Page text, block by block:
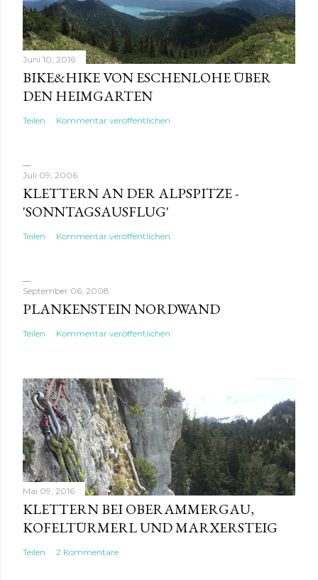
Juni 10, 2016
BIKE&HIKE VON ESCHENLOHE ÜBER
DEN HEIMGARTEN
Teilen Kommentar veröffentlichen
Juli 09, 2006
KLETTERN AN DER ALPSPITZE -
'SONNTAGSAUSFLUG'
Teilen Kommentar veröffentlichen
September 06, 2008
PLANKENSTEIN NORDWAND
Teilen Kommentar veröffentlichen
Mai 09, 2016
KLETTERN BEI OBERAMMERGAU,
KOFELTÜRMERL UND MARXERSTEIG
Teilen 2 Kommentare